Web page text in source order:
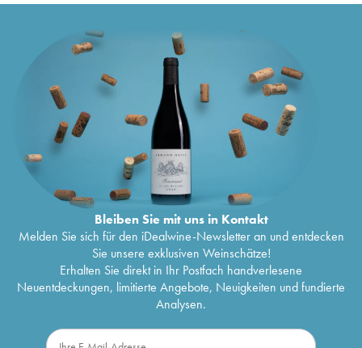
Bleiben Sie mit uns in Kontakt
Melden Sie sich für den iDealwine-Newsletter an und entdecken
Sie unsere exklusiven Weinschätze!
Erhalten Sie direkt in Ihr Postfach handverlesene
Neuentdeckungen, limitierte Angebote, Neuigkeiten und fundierte
Analysen.